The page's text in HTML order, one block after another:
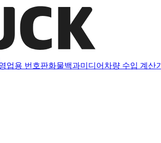
업용 번호판화물백과미디어 차량 수입 계산기